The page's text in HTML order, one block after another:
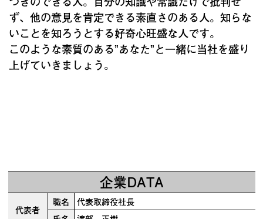
ず、他の意見を肯定できる素直さのある人。知らな
いことを知ろうとする好奇心旺盛な人です。
このような素質のある”あなた”と一緒に当社を盛り
上げていきましょう。
企業DATA
代表者
職名
代表取締役社長